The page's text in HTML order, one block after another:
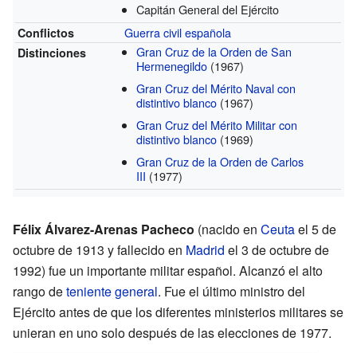
Capitán General del Ejército
Conflictos Guerra civil española
Distinciones
Gran Cruz de la Orden de San
Hermenegildo (1967)
Gran Cruz del Mérito Naval con
distintivo blanco (1967)
Gran Cruz del Mérito Militar con
distintivo blanco (1969)
Gran Cruz de la Orden de Carlos
III (1977)
Félix Álvarez-Arenas Pacheco (nacido en Ceutael 5 de
octubre de 1913 y fallecido en Madrid el 3 de octubre de
1992) fue un importante militar español. Alcanzó el alto
rango deteniente general. Fue el último ministro del
Ejército antes de que los diferentes ministerios militares se
unieran en uno solo después de las elecciones de 1977.